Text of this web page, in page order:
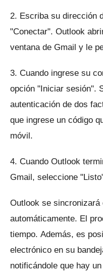
2. Escriba su dirección
"Conectar". Outlook
ventana de Gmail y le
3. Cuando ingrese su
opción "Iniciar sesión".
autenticación de dos
que ingrese un código
móvil.
4. Cuando Outlook
Gmail, seleccione
Outlook se sincronizará
automáticamente. El
tiempo. Además, es
electrónico en su
notificándole que hay